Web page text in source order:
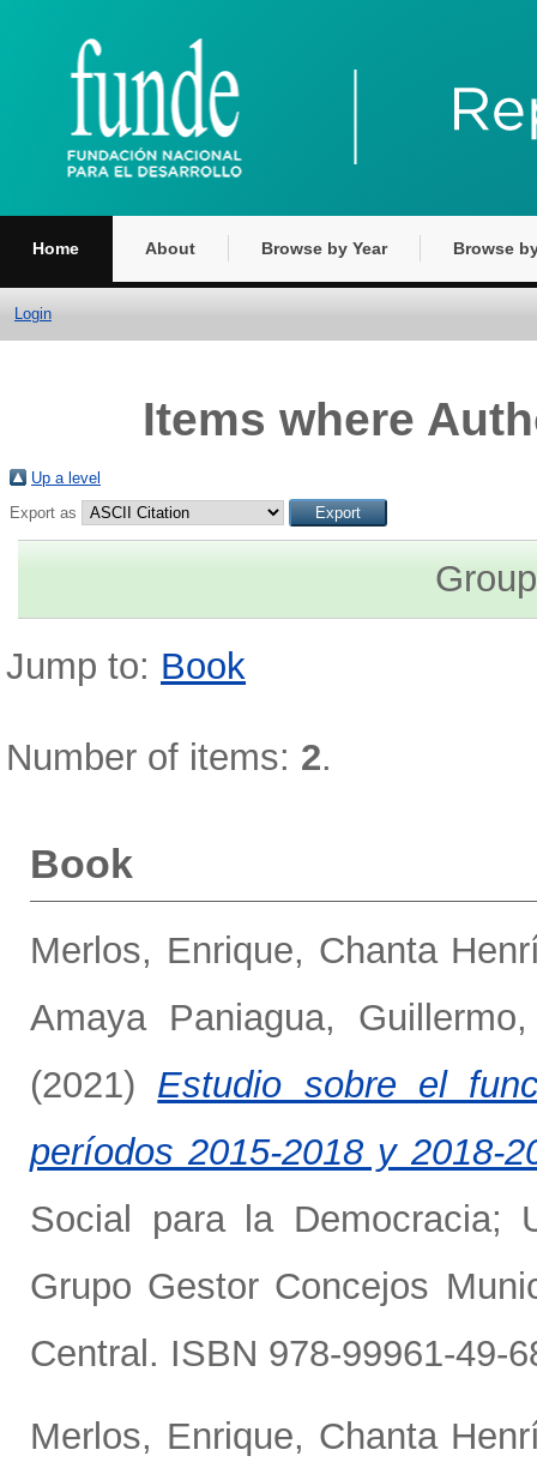
Home About Browse by Year Browse
Login
Items where
Up a level
Export as
Jump to: Book
Number of items: 2.
Book
Merlos, Enrique, Chanta
Amaya Paniagua, Guillermo
(2021) Estudio sobre el
períodos 2015-2018 y 2018-
Social para la Democracia;
Grupo Gestor Concejos
Central. ISBN 978-99961-49-
Merlos, Enrique, Chanta